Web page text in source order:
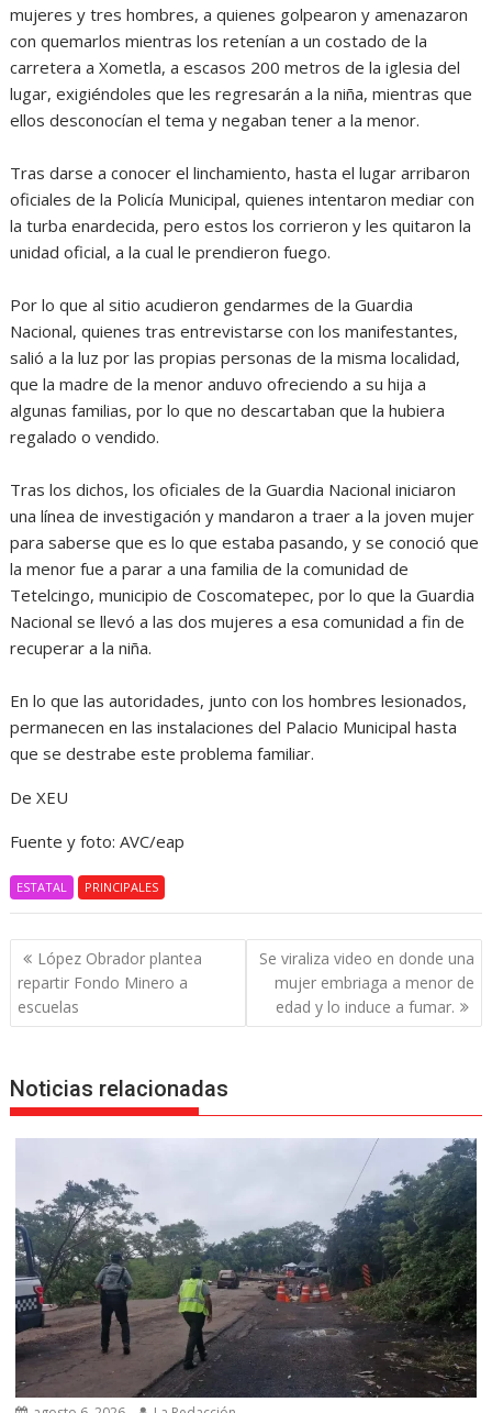
mujeres y tres hombres, a quienes golpearon y amenazaron
con quemarlos mientras los retenían a un costado de la
carretera a Xometla, a escasos 200 metros de la iglesia del
lugar, exigiéndoles que les regresarán a la niña, mientras que
ellos desconocían el tema y negaban tener a la menor.
Tras darse a conocer el linchamiento, hasta el lugar arribaron
oficiales de la Policía Municipal, quienes intentaron mediar con
la turba enardecida, pero estos los corrieron y les quitaron la
unidad oficial, a la cual le prendieron fuego.
Por lo que al sitio acudieron gendarmes de la Guardia
Nacional, quienes tras entrevistarse con los manifestantes,
salió a la luz por las propias personas de la misma localidad,
que la madre de la menor anduvo ofreciendo a su hija a
algunas familias, por lo que no descartaban que la hubiera
regalado o vendido.
Tras los dichos, los oficiales de la Guardia Nacional iniciaron
una línea de investigación y mandaron a traer a la joven mujer
para saberse que es lo que estaba pasando, y se conoció que
la menor fue a parar a una familia de la comunidad de
Tetelcingo, municipio de Coscomatepec, por lo que la Guardia
Nacional se llevó a las dos mujeres a esa comunidad a fin de
recuperar a la niña.
En lo que las autoridades, junto con los hombres lesionados,
permanecen en las instalaciones del Palacio Municipal hasta
que se destrabe este problema familiar.
De XEU
Fuente y foto: AVC/eap
ESTATAL PRINCIPALES
Navegación
de
entradas
López Obrador plantea
repartir Fondo Minero a
escuelas
Se viraliza video en donde una
mujer embriaga a menor de
edad y lo induce a fumar.
Noticias relacionadas